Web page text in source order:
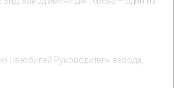
на юбилей Руководитель завода,